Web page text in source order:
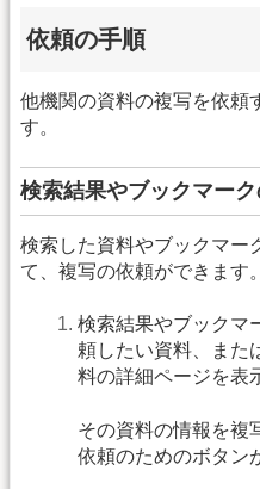
依頼の手順
他機関の資料の複写を依頼
す。
検索結果やブックマー
検索した資料やブックマー
て、複写の依頼ができます。
検索結果やブックマ
頼したい資料、また
料の詳細ページを表
その資料の情報を複
依頼のためのボタン